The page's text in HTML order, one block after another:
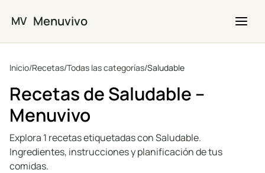
MV Menuvivo
Inicio/Recetas/Todas las categorías/Saludable
Recetas de Saludable –
Menuvivo
Explora 1 recetas etiquetadas con Saludable.
Ingredientes, instrucciones y planificación de tus
comidas.